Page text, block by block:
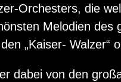
Orchesters, die
Melodien des
„Kaiser- Walzer“
dabei von den